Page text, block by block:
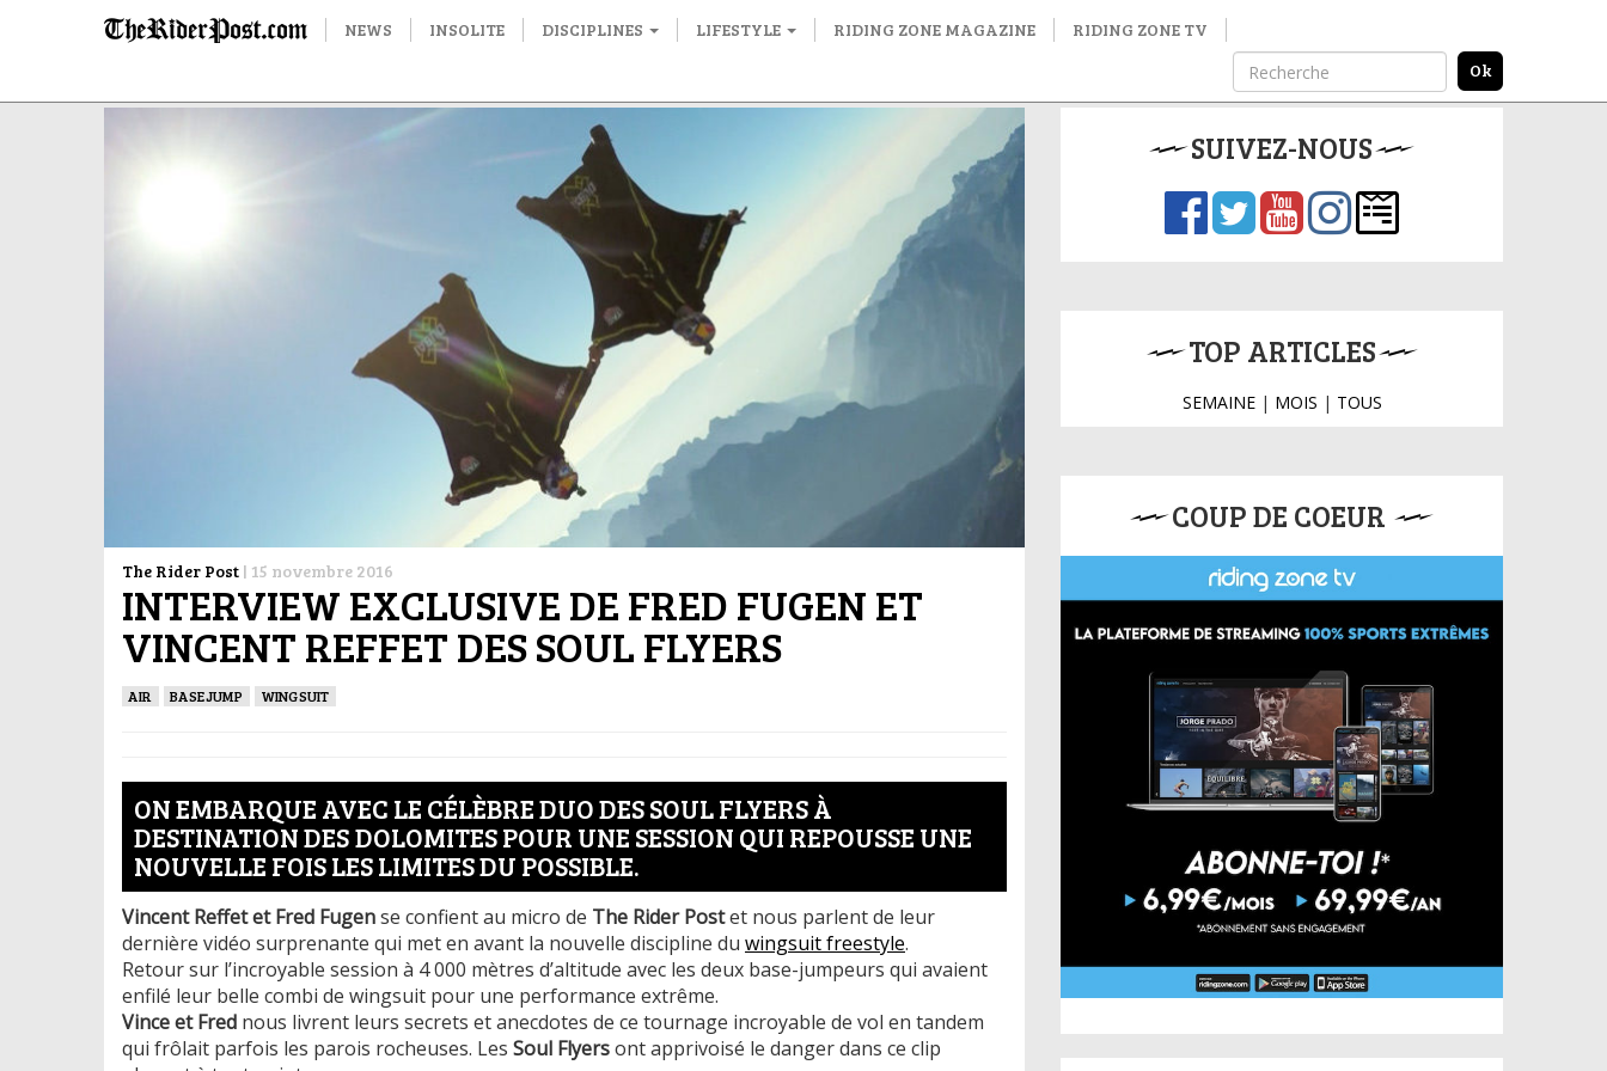
NEWS INSOLITE DISCIPLINES LIFESTYLE RIDING ZONE MAGAZINE RIDING ZONE TV
The Rider Post | 15 novembre 2016
INTERVIEW EXCLUSIVE DE FRED FUGEN ET
VINCENT REFFET DES SOUL FLYERS
AIR BASEJUMP WINGSUIT
ON EMBARQUE AVEC LE CÉLÈBRE DUO DES SOUL FLYERS À
DESTINATION DES DOLOMITES POUR UNE SESSION QUI REPOUSSE UNE
NOUVELLE FOIS LES LIMITES DU POSSIBLE.
Vincent Reffet et Fred Fugense confient au micro de The Rider Postet nous parlent de leur
dernière vidéo surprenante qui met en avant la nouvelle discipline du wingsuit freestyle.
Retour sur l’incroyable session à 4 000 mètres d’altitude avec les deux base-jumpeurs qui avaient
enfilé leur belle combi de wingsuit pour une performance extrême.
Vince et Fred nous livrent leurs secrets et anecdotes de ce tournage incroyable de vol en tandem
qui frôlait parfois les parois rocheuses. Les Soul Flyersont apprivoisé le danger dans ce clip
SUIVEZ-NOUS
TOP ARTICLES
SEMAINE| MOIS | TOUS
COUP DE COEUR